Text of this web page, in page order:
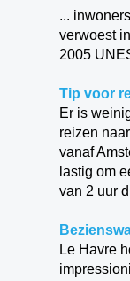
...
verwoest
2005
Tip voor
Er is
reizen
vanaf
lastig om
van 2 uur
Le Havre